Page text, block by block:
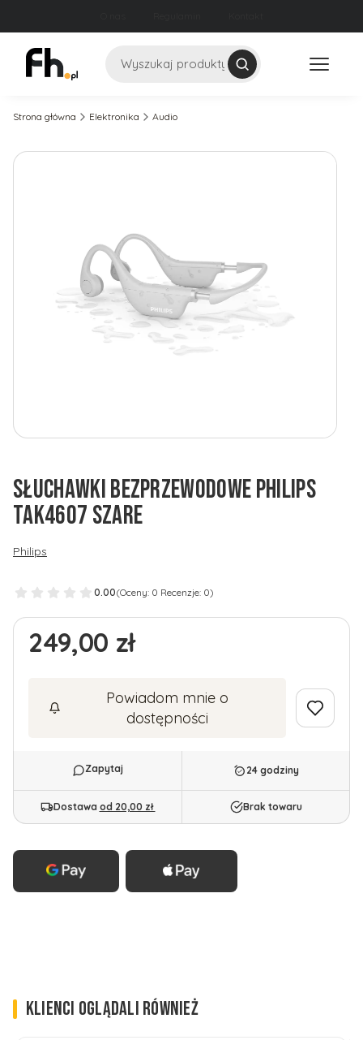
Szukaj
Strona główna Elektronika Audio
SŁUCHAWKI BEZPRZEWODOWE PHILIPS
TAK4607 SZARE
Philips
0.00(Oceny: 0 Recenzje: 0)
Cena
249,00 zł
Powiadom mnie o
dostępności
24 godziny
Dostawa od 20,00 zł Brak towaru
KLIENCI OGLĄDALI RÓWNIEŻ